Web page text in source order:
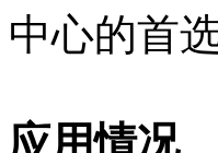
中心的首
应用情况